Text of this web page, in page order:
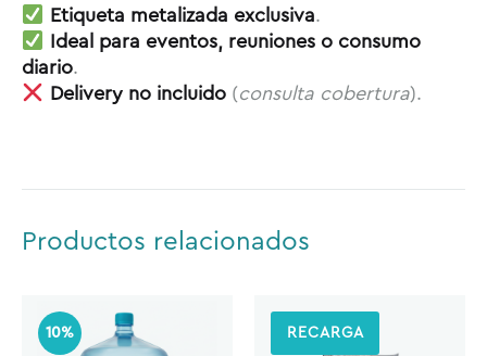
Etiqueta metalizada exclusiva.
Ideal para eventos, reuniones o consumo
diario.
Delivery no incluido(consulta cobertura).
Productos relacionados
10% RECARGA